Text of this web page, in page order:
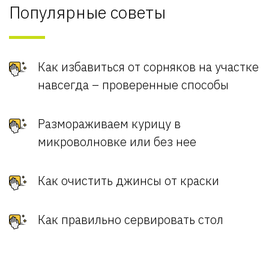
Популярные советы
Как избавиться от сорняков на участке
навсегда – проверенные способы
Размораживаем курицу в
микроволновке или без нее
Как очистить джинсы от краски
Как правильно сервировать стол